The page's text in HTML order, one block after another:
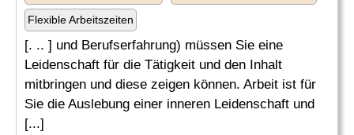
Flexible Arbeitszeiten
[. .. ] und Berufserfahrung) müssen Sie eine
Leidenschaft für die Tätigkeit und den Inhalt
mitbringen und diese zeigen können. Arbeit ist für
Sie die Auslebung einer inneren Leidenschaft und
[...]